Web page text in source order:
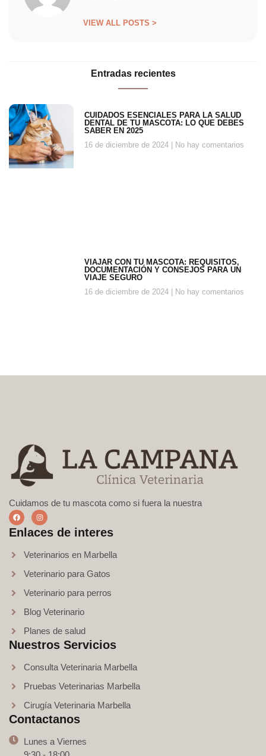
VIEW ALL POSTS >
Entradas recientes
CUIDADOS ESENCIALES PARA LA SALUD
DENTAL DE TU MASCOTA: LO QUE DEBES
SABER EN 2025
16 de diciembre de 2024
No hay comentarios
VIAJAR CON TU MASCOTA: REQUISITOS,
DOCUMENTACIÓN Y CONSEJOS PARA UN
VIAJE SEGURO
16 de diciembre de 2024
No hay comentarios
Cuidamos de tu mascota como si fuera la nuestra
Enlaces de interes
Veterinarios en Marbella
Veterinario para Gatos
Veterinario para perros
Blog Veterinario
Planes de salud
Nuestros Servicios
Consulta Veterinaria Marbella
Pruebas Veterinarias Marbella
Cirugía Veterinaria Marbella
Contactanos
Lunes a Viernes